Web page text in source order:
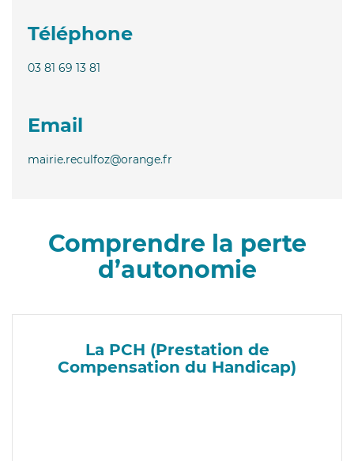
Téléphone
03 81 69 13 81
Email
mairie.reculfoz@orange.fr
Comprendre la perte
d’autonomie
La PCH (Prestation de
Compensation du Handicap)